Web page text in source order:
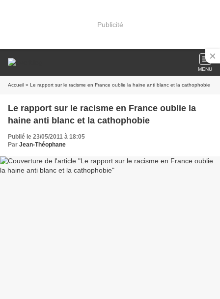
Publicité
MENU
Accueil » Le rapport sur le racisme en France oublie la haine anti blanc et la cathophobie
Le rapport sur le racisme en France oublie la
haine anti blanc et la cathophobie
Publié le 23/05/2011 à 18:05
Par Jean-Théophane